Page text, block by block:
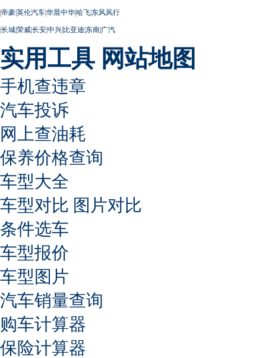
|帝豪|英伦汽车|华晨中华|哈飞|东风风行
|长城|荣威|长安|中兴|比亚迪|东南|广汽
实用工具 网站地图
手机查违章
汽车投诉
网上查油耗
保养价格查询
车型大全
车型对比 图片对比
条件选车
车型报价
车型图片
汽车销量查询
购车计算器
保险计算器